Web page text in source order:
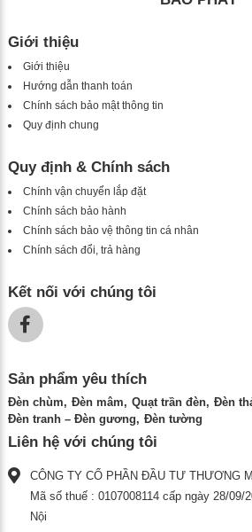
Giới thiệu
Giới thiệu
Hướng dẫn thanh toán
Chính sách bảo mật thông tin
Quy định chung
Quy định & Chính sách
Chính vận chuyển lắp đặt
Chính sách bảo hành
Chính sách bảo vệ thông tin cá nhân
Chính sách đổi, trả hàng
Kết nối với chúng tôi
Sản phẩm yêu thích
Đèn chùm Đèn mâm Quạt trần đèn Đèn
Đèn tranh – Đèn gương
Đèn tường
Liên hệ với chúng tôi
CÔNG TY CỔ PHẦN ĐẦU TƯ THƯƠNG
Mã số thuế : 0107008114 cấp ngày 28/
Nội